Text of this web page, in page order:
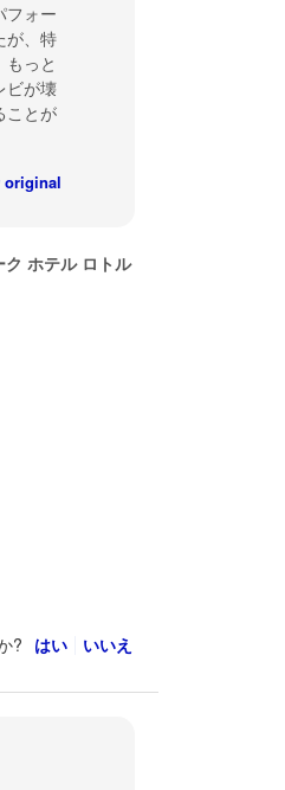
フォー
が、特
っと
ビが壊
ことが
original
ク ホテル ロトル
? はい いいえ